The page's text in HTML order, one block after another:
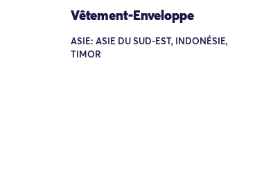
Vêtement-Enveloppe
ASIE: ASIE DU SUD-EST, INDONÉSIE,
TIMOR